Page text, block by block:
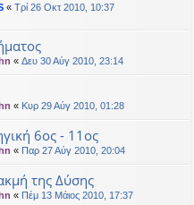
« Τρί 26 Οκτ 2010, 10:37
« Δευ 30 Αύγ 2010, 23:14
« Κυρ 29 Αύγ 2010, 01:28
6ος - 11ος
« Παρ 27 Αύγ 2010, 20:04
της Δύσης
« Πέμ 13 Μάιος 2010, 17:37